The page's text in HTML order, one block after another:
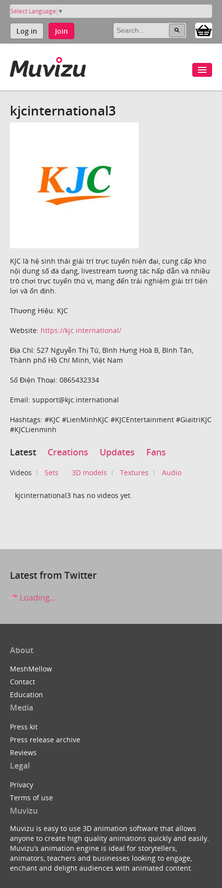
Select Language ▼
Log in Join
kjcinternational3
KJC là hệ sinh thái giải trí trực tuyến hiện đại, cung cấp kho
nội dung số đa dạng, livestream tương tác hấp dẫn và nhiều
trò chơi trực tuyến thú vị, mang đến trải nghiệm giải trí tiện
lợi và ổn định.
Thương Hiệu: KJC
Website: https://kjc.international/
Địa Chỉ: 527 Nguyễn Thị Tú, Bình Hưng Hoà B, Bình Tân,
Thành phố Hồ Chí Minh, Việt Nam
Số Điện Thoại: 0865432334
Email: support@kjc.international
Hashtags: #KJC #LienMinhKJC #KJCEntertainment #GiaitriKJC
#KJCLienminh
Latest Creations Updates Fans
Videos Sets 3D models Textures Audio
kjcinternational3 has no videos yet.
Latest from Twitter
Loading...
About
MeshMellow
Contact
Education
Media
Press kit
Press release archive
Reviews
Legal
Privacy
Terms of use
Muvizu
Muvizu is easy to use 3D animation software that allows
anyone to create high quality animations quickly and easily.
Muvizu’s animation engine is ideal for storytellers,
animators, teachers and businesses looking to engage,
enchant and delight audiences with animated content.